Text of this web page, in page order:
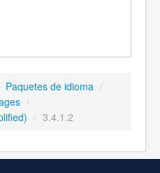
Paquetes de idioma /
/
/ 3.4.1.2